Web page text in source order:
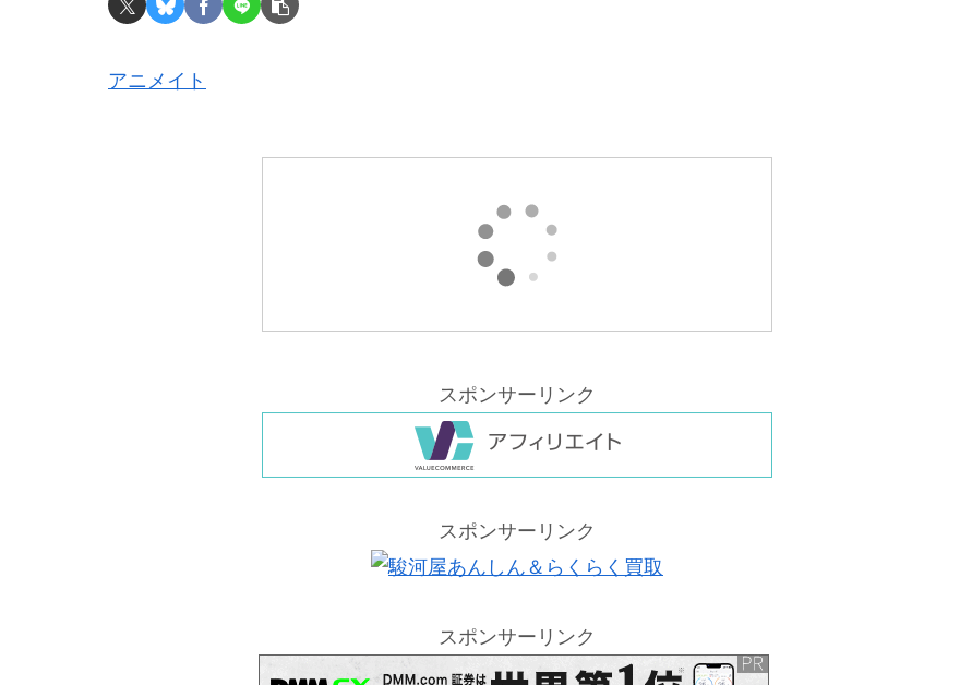
アニメイト
スポンサーリンク
スポンサーリンク
スポンサーリンク